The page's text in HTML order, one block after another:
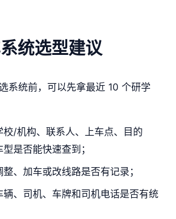
统选型建议
系统前，可以先拿最近 10 个研学
校/机构、联系人、上车点、目的
是否能快速查到；
、加车或改线路是否有记录；
辆、司机、车牌和司机电话是否有统